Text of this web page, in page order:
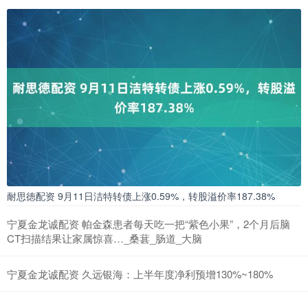
耐思徳配资 9月11日洁特转债上涨0.59%，转股溢价率187.38%
宁夏金龙诚配资 帕金森患者每天吃一把“紫色小果”，2个月后脑
CT扫描结果让家属惊喜…_桑葚_肠道_大脑
宁夏金龙诚配资 久远银海：上半年度净利预增130%~180%